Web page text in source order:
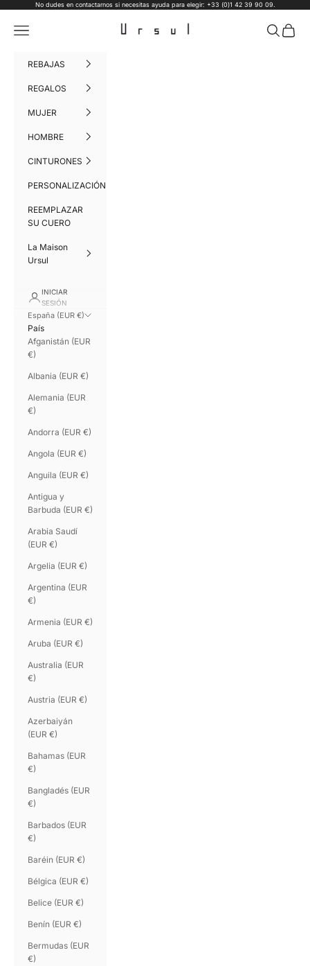
Ir al contenidoNo dudes en contactarnos si necesitas ayuda para elegir: +33 (0)1 42 39 90 09.
Ursul Paris
Menú Buscar
Cesta
REBAJAS
REGALOS
MUJER
HOMBRE
CINTURONES
PERSONALIZACIÓN
REEMPLAZAR
SU CUERO
La Maison
Ursul
INICIAR
SESIÓN
España (EUR €)
País
Afganistán (EUR
€)
Albania (EUR €)
Alemania (EUR
€)
Andorra (EUR €)
Angola (EUR €)
Anguila (EUR €)
Antigua y
Barbuda (EUR €)
Arabia Saudí
(EUR €)
Argelia (EUR €)
Argentina (EUR
€)
Armenia (EUR €)
Aruba (EUR €)
Australia (EUR
€)
Austria (EUR €)
Azerbaiyán
(EUR €)
Bahamas (EUR
€)
Bangladés (EUR
€)
Barbados (EUR
€)
Baréin (EUR €)
Bélgica (EUR €)
Belice (EUR €)
Benín (EUR €)
Bermudas (EUR
€)